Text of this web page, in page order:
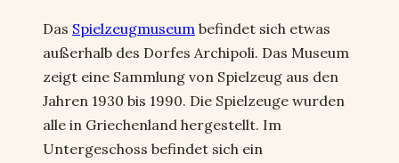
Das Spielzeugmuseum befindet sich etwas
außerhalb des Dorfes Archipoli. Das Museum
zeigt eine Sammlung von Spielzeug aus den
Jahren 1930 bis 1990. Die Spielzeuge wurden
alle in Griechenland hergestellt. Im
Untergeschoss befindet sich ein